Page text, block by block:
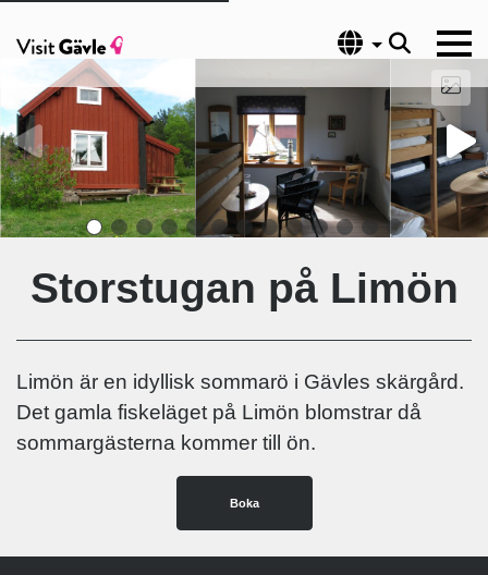
Språk
Storstugan på Limön
Limön är en idyllisk sommarö i Gävles skärgård.
Det gamla fiskeläget på Limön blomstrar då
sommargästerna kommer till ön.
Boka